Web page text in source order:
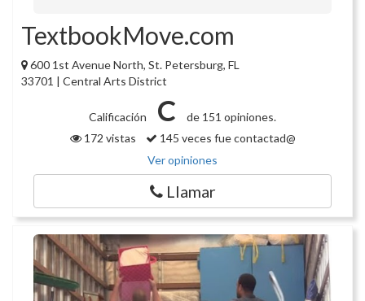
TextbookMove.com
600 1st Avenue North, St. Petersburg, FL
33701 | Central Arts District
Calificación C
de 151 opiniones.
172 vistas
145 veces fue contactad@
Ver opiniones
Llamar